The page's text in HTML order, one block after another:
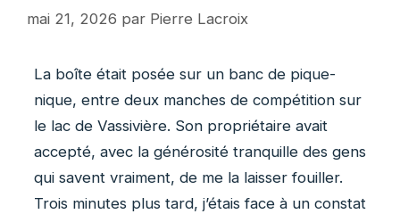
mai 21, 2026 par Pierre Lacroix
La boîte était posée sur un banc de pique-
nique, entre deux manches de compétition sur
le lac de Vassivière. Son propriétaire avait
accepté, avec la générosité tranquille des gens
qui savent vraiment, de me la laisser fouiller.
Trois minutes plus tard, j’étais face à un constat